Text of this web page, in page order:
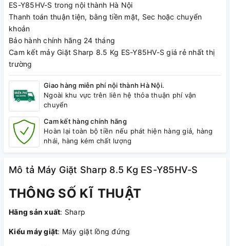
ES-Y85HV-S trong nội thành Hà Nội
Thanh toán thuận tiện, bằng tiền mặt, Sec hoặc chuyển
khoản
Bảo hành chính hãng 24 tháng
Cam kết máy Giặt Sharp 8.5 Kg ES-Y85HV-S giá rẻ nhất thị
trường
Giao hàng miễn phí nội thành Hà Nội.
Ngoài khu vực trên liên hệ thỏa thuận phí vận
chuyển
Cam kết hàng chính hãng
Hoàn lại toàn bộ tiền nếu phát hiện hàng giả, hàng
nhái, hàng kém chất lượng
Mô tả Máy Giặt Sharp 8.5 Kg ES-Y85HV-S
THÔNG SỐ KĨ THUẬT
Hãng sản xuất: Sharp
Kiểu máy giặt: Máy giặt lồng đứng